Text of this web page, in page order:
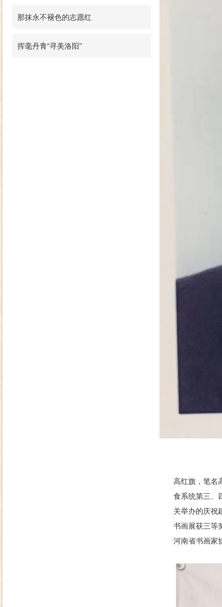
那抹永不褪色的志愿红
挥毫丹青“寻美洛阳”
高红旗，笔名
食系统第三、
关举办的庆祝
书画展获三等
河南省书画家